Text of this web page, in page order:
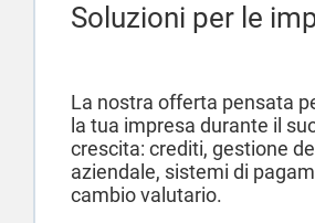
Soluzioni per le
La nostra offerta pensata
la tua impresa durante il
crescita: crediti, gestione
aziendale, sistemi di
cambio valutario.